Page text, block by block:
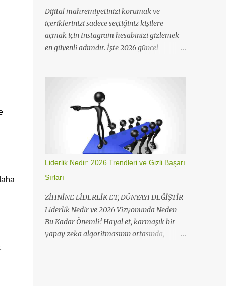
sekmesine giriş yapın. Etkileşimle r
seçeneğine dokunun. Beğenmeler kısmına
girerek tüm geçmiş beğenilerinizi
görüntüleyin. Instagram uygulamasında
Masaüstü (Web) Adımları Bilgisayarınızdan
Instagram.com adresine gidin ve giriş yapın.
Sol alt taraftaki Daha Fazla (üç çizgi)
seçeneğine tıklayın. Hareket...
Dijital mahremiyetinizi korumak ve
içeriklerinizi sadece seçtiğiniz kişilere
açmak için Instagram hesabınızı gizlemek
en güvenli adımdır. İşte 2026 güncel
platformun sürekli güncellenen menü yapısı
nedeniyle zaman zaman yer değiştirebilir.
Aşağıdaki adımlar, en son uygulama
sürümüne göre optimize edilmiştir. Mobil
Uygulama Üzerinden Adımlar (iOS ve
Android) Kullanıcıların büyük çoğunluğu bu
tamamlamaktadır. İşte 30 saniyede hesap
gizleme: Instagram uygulamasını açın ve
sağ alt köşedeki Profil fotoğrafınıza
dokunun. Sağ üstteki Üç Çizgi (Menü )
ikonuna tıklayarak Ayarlar ve Gizlilik
Liderlik Nedir: 2026 Trendleri ve Gizli Başarı
Sırları
ZİHNİNE LİDERLİK ET, DÜNYAYI DEĞİŞTİR
Liderlik Nedir ve 2026 Vizyonunda Neden
Bu Kadar Önemli? Hayal et, karmaşık bir
yapay zeka algoritmasının ortasında,